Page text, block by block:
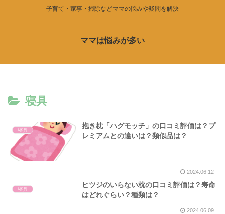
子育て・家事・掃除などママの悩みや疑問を解決
ママは悩みが多い
寝具
寝具
抱き枕「ハグモッチ」の口コミ評価は？プ
レミアムとの違いは？類似品は？
2024.06.12
寝具
ヒツジのいらない枕の口コミ評価は？寿命
はどれぐらい？種類は？
2024.06.09